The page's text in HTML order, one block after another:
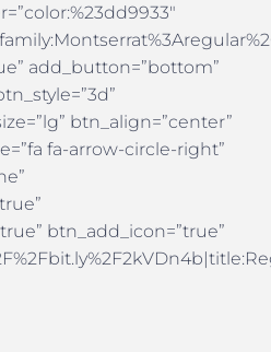
add_button=”bottom”
btn_align=”center”
fa-arrow-circle-right”
btn_add_icon=”true”